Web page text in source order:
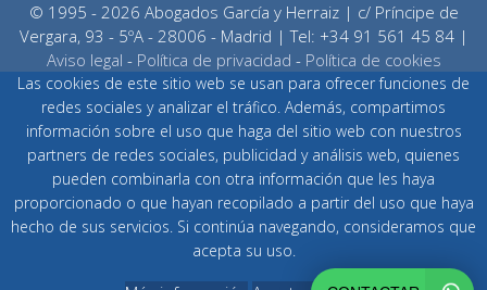
© 1995 - 2026 Abogados García y Herraiz | c/ Príncipe de
Vergara, 93 - 5ºA - 28006 - Madrid | Tel: +34 91 561 45 84 |
Aviso legal - Política de privacidad - Política de cookies
Las cookies de este sitio web se usan para ofrecer funciones de
redes sociales y analizar el tráfico. Además, compartimos
información sobre el uso que haga del sitio web con nuestros
partners de redes sociales, publicidad y análisis web, quienes
pueden combinarla con otra información que les haya
proporcionado o que hayan recopilado a partir del uso que haya
hecho de sus servicios. Si continúa navegando, consideramos que
acepta su uso.